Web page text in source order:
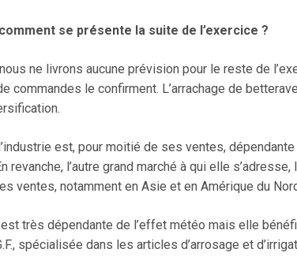
se présente la suite de l’exercice ?
ne livrons aucune prévision pour le reste de
commandes le confirment. L’arrachage de
est, pour moitié de ses ventes,
revanche, l’autre grand marché à qui elle
ventes, notamment en Asie et en Amérique du
est très dépendante de l’effet météo mais elle
spécialisée dans les articles d’arrosage et